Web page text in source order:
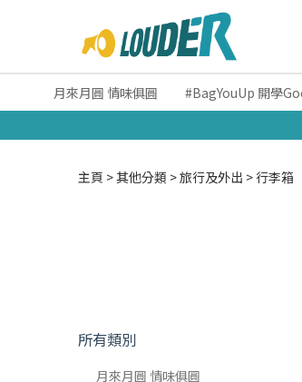
月來月圓 情味俱圓 #BagYouUp 開學
主頁 其他分類 旅行及外出 行李箱
所有類別
月來月圓 情味俱圓